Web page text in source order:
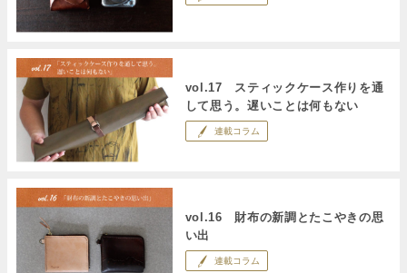
vol.17 スティックケース作りを通
して思う。遅いことは何もない
連載コラム
vol.16 財布の新調とたこやきの思
い出
連載コラム